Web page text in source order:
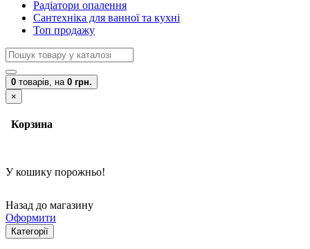
Радіатори опалення
Сантехніка для ванної та кухні
Топ продажу
0 товарів, на 0 грн.
×
Корзина
У кошику порожньо!
Назад до магазину
Оформити
Категорії